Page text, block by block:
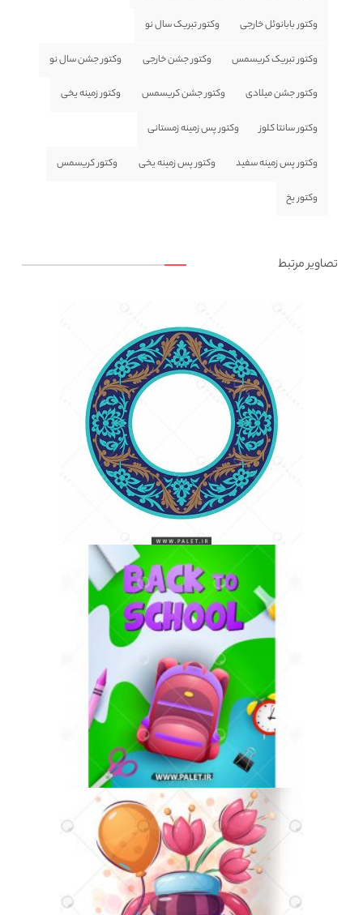
وکتور بابانوئل خارجی وکتور تبریک سال نو
وکتور تبریک کریسمس وکتور جشن خارجی وکتور جشن سال نو
وکتور جشن میلادی وکتور جشن کریسمس وکتور زمینه یخی
وکتور سانتا کلوز وکتور پس زمینه زمستانی
وکتور پس زمینه سفید وکتور پس زمینه یخی وکتور کریسمس
وکتور یخ
تصاویر مرتبط